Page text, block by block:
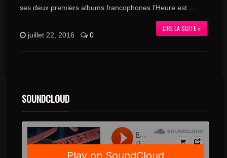
ses deux premiers albums francophones l’Heure est ...
LIRE LA SUITE »
juillet 22, 2016 0
SOUNDCLOUD